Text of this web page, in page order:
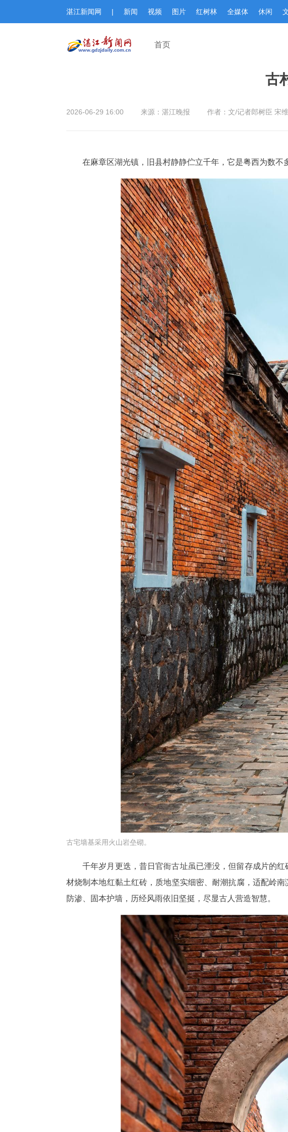
湛江新闻网 | 新闻 视频 图片 红树林 全媒体 休闲
首页
古
2026-06-29 16:00 来源：湛江晚报 作者：文/记者郎树臣 宋
在麻章区湖光镇，旧县村静静伫立千年，它是粤西为数不
古宅墙基采用火山岩垒砌。
千年岁月更迭，昔日官衙古址虽已湮没，但留存成片的
材烧制本地红黏土红砖，质地坚实细密、耐潮抗腐，适配岭
防渗、固本护墙，历经风雨依旧坚挺，尽显古人营造智慧。